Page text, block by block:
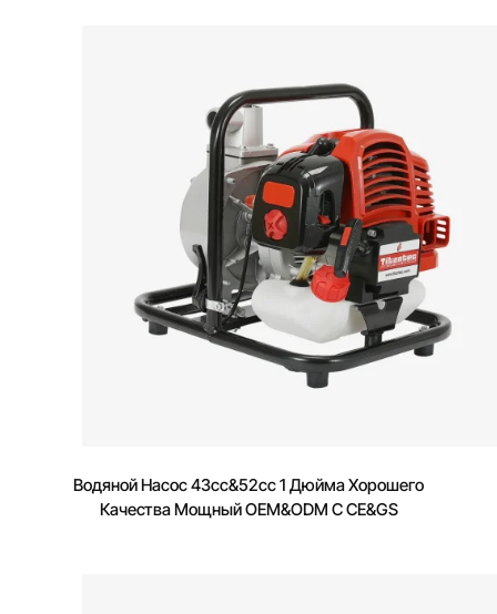
Водяной Насос 43cc&52cc 1 Дюйма Хорошего
Качества Мощный OEM&ODM С CE&GS